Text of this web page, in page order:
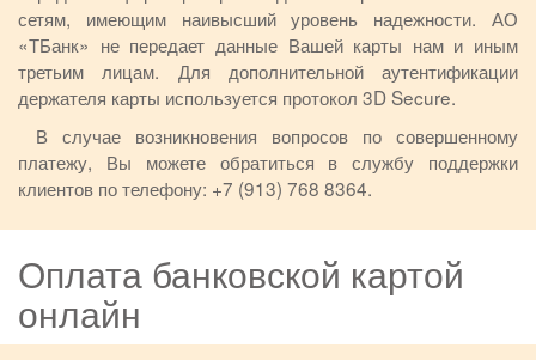
сетям, имеющим наивысший уровень надежности. АО
«ТБанк» не передает данные Вашей карты нам и иным
третьим лицам. Для дополнительной аутентификации
держателя карты используется протокол 3D Secure.
В случае возникновения вопросов по совершенному
платежу, Вы можете обратиться в службу поддержки
клиентов по телефону: +7 (913) 768 8364.
Оплата банковской картой
онлайн